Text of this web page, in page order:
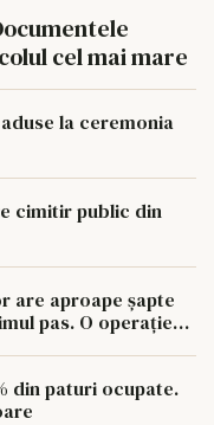
cel mai mare
la ceremonia
cimitir public din
are aproape șapte
pas. O operație
din paturi ocupate.